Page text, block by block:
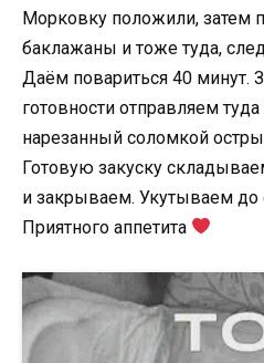
Морковку положили, затем
баклажаны и тоже туда,
Даём повариться 40 минут.
готовности отправляем
нарезанный соломкой
Готовую закуску
и закрываем. Укутываем до
Приятного аппетита